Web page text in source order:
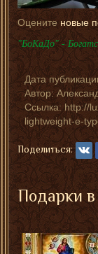
Оценитеновые
"БоКаДо" -
Дата
Автор:
Ссылка: http://
lightweight-e-
Поделиться:
Подарки